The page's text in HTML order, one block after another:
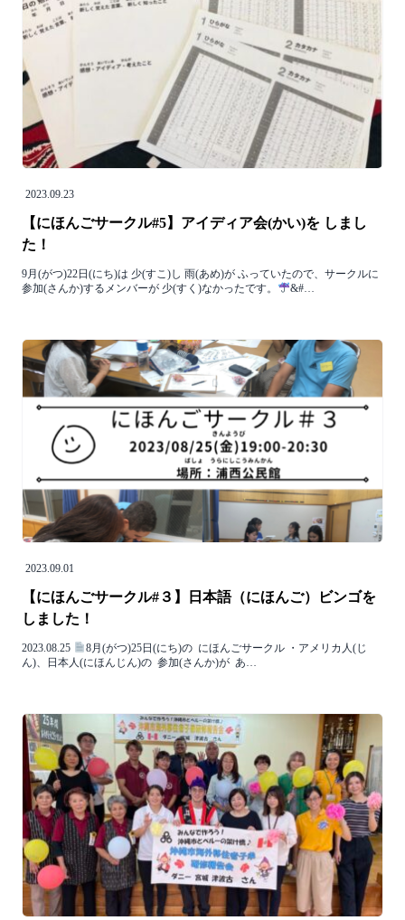
2023.09.23
【にほんごサークル#5】アイディア会(かい)を しまし
た！
9月(がつ)22日(にち)は 少(すこ)し 雨(あめ)が ふっていたので、サークルに
参加(さんか)するメンバーが 少(すく)なかったです。
&#…
2023.09.01
【にほんごサークル#３】日本語（にほんご）ビンゴを
しました！
2023.08.25
8月(がつ)25日(にち)の にほんごサークル ・アメリカ人(じ
ん)、日本人(にほんじん)の 参加(さんか)が あ…